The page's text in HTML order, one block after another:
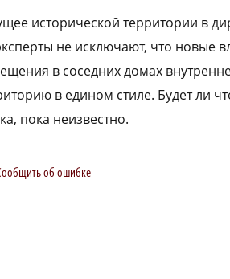
исторической территории в
не исключают, что новые
в соседних домах
в едином стиле. Будет ли
пока неизвестно.
об ошибке